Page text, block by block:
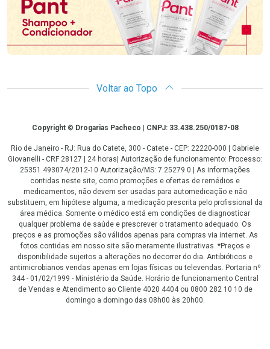
Voltar ao Topo
CopyrightCopyright © Drogarias Pacheco | CNPJ: 33.438.250/0187-08
Rio de Janeiro - RJ: Rua do Catete, 300 - Catete - CEP: 22220-000 | Gabriele
Giovanelli - CRF 28127 | 24 horas| Autorização de funcionamento: Processo:
25351.493074/2012-10 Autorização/MS: 7.25279.0 | As informações
contidas neste site, como promoções e ofertas de remédios e
medicamentos, não devem ser usadas para automedicação e não
substituem, em hipótese alguma, a medicação prescrita pelo profissional da
área médica. Somente o médico está em condições de diagnosticar
qualquer problema de saúde e prescrever o tratamento adequado. Os
preços e as promoções são válidos apenas para compras via internet. As
fotos contidas em nosso site são meramente ilustrativas. *Preços e
disponibilidade sujeitos a alterações no decorrer do dia. Antibióticos e
antimicrobianos vendas apenas em lojas físicas ou televendas. Portaria nº
344 - 01/02/1999 - Ministério da Saúde. Horário de funcionamento Central
de Vendas e Atendimento ao Cliente 4020 4404 ou 0800 282 10 10 de
domingo a domingo das 08h00 às 20h00.